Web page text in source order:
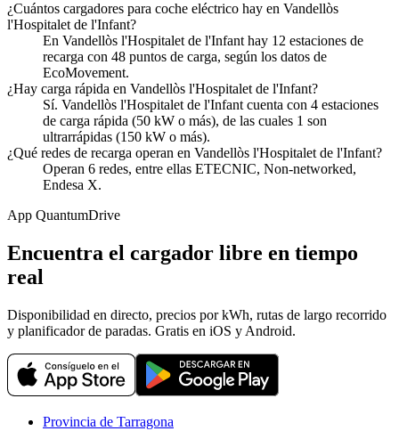
¿Cuántos cargadores para coche eléctrico hay en Vandellòs
l'Hospitalet de l'Infant?
En Vandellòs l'Hospitalet de l'Infant hay 12 estaciones de
recarga con 48 puntos de carga, según los datos de
EcoMovement.
¿Hay carga rápida en Vandellòs l'Hospitalet de l'Infant?
Sí. Vandellòs l'Hospitalet de l'Infant cuenta con 4 estaciones
de carga rápida (50 kW o más), de las cuales 1 son
ultrarrápidas (150 kW o más).
¿Qué redes de recarga operan en Vandellòs l'Hospitalet de l'Infant?
Operan 6 redes, entre ellas ETECNIC, Non-networked,
Endesa X.
App QuantumDrive
Encuentra el cargador libre en tiempo
real
Disponibilidad en directo, precios por kWh, rutas de largo recorrido
y planificador de paradas. Gratis en iOS y Android.
Provincia de Tarragona